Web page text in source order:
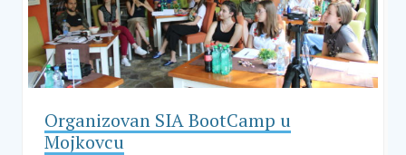
Organizovan SIA BootCamp u
Mojkovcu